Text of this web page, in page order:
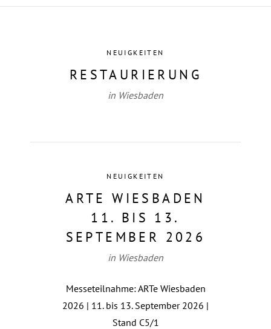
NEUIGKEITEN
RESTAURIERUNG
in Wiesbaden
NEUIGKEITEN
ARTE WIESBADEN
11. BIS 13.
SEPTEMBER 2026
in Wiesbaden
Messeteilnahme: ARTe Wiesbaden
2026 | 11. bis 13. September 2026 |
Stand C5/1